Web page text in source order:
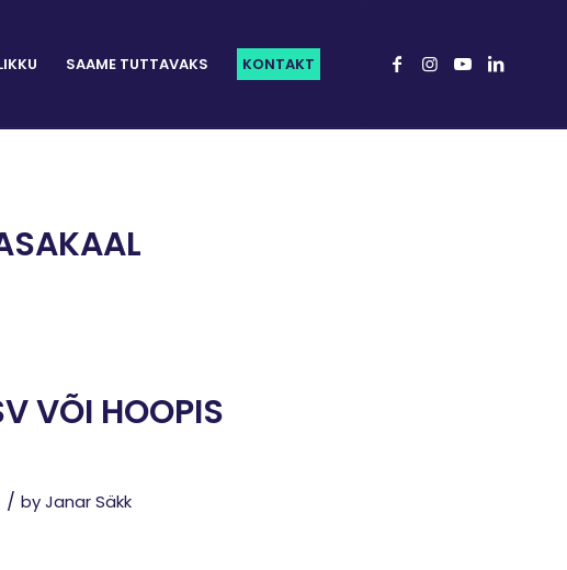
SAAME TUTTAVAKS KONTAKT
VÕI HOOPIS
/ byJanar Säkk